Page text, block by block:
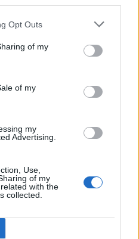
Opt Outs
of my
of my
my
Advertising.
Use,
of my
with the
collected.